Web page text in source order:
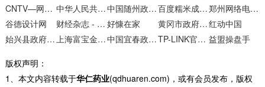
CNTV—网络春晚
中华人民共和国国防部 中国随州政府门户网站 百度糯米成都团购
郑州网络电视台
谷德设计网
财经杂志 - 财经网 好慷在家 黄冈市政府门户网站红动中国
始兴县政府门户网站
上海富宝金属网 中国宜春政府网 TP-LINK官方网站 益盟操盘手
版权声明：
1、本文内容转载于华仁药业(qdhuaren.com)，或有会员发布，版权